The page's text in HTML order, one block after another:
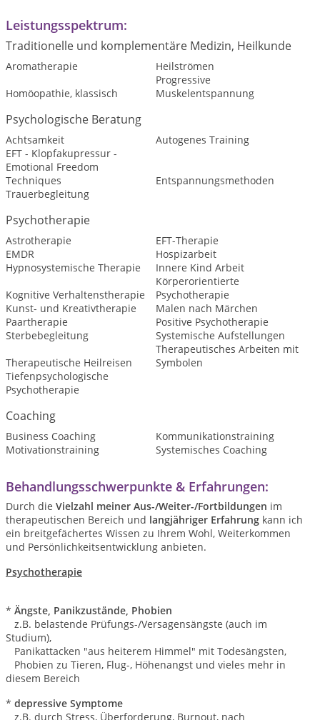
Leistungsspektrum:
Traditionelle und komplementäre Medizin, Heilkunde
Aromatherapie
Heilströmen
Homöopathie, klassisch
Progressive
Muskelentspannung
Psychologische Beratung
Achtsamkeit
Autogenes Training
EFT - Klopfakupressur -
Emotional Freedom
Techniques
Entspannungsmethoden
Trauerbegleitung
Psychotherapie
Astrotherapie
EFT-Therapie
EMDR
Hospizarbeit
Hypnosystemische Therapie
Innere Kind Arbeit
Kognitive Verhaltenstherapie
Körperorientierte
Psychotherapie
Kunst- und Kreativtherapie
Malen nach Märchen
Paartherapie
Positive Psychotherapie
Sterbebegleitung
Systemische Aufstellungen
Therapeutische Heilreisen
Therapeutisches Arbeiten mit
Symbolen
Tiefenpsychologische
Psychotherapie
Coaching
Business Coaching
Kommunikationstraining
Motivationstraining
Systemisches Coaching
Behandlungsschwerpunkte & Erfahrungen:
Durch die Vielzahl meiner Aus-/Weiter-/Fortbildungen im
therapeutischen Bereich und langjähriger Erfahrung kann ich
ein breitgefächertes Wissen zu Ihrem Wohl, Weiterkommen
und Persönlichkeitsentwicklung anbieten.
Psychotherapie
* Ängste, Panikzustände, Phobien
z.B. belastende Prüfungs-/Versagensängste (auch im
Studium),
Panikattacken "aus heiterem Himmel" mit Todesängsten,
Phobien zu Tieren, Flug-, Höhenangst und vieles mehr in
diesem Bereich
* depressive Symptome
z.B. durch Stress, Überforderung, Burnout, nach